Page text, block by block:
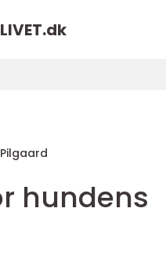
dk
hundens